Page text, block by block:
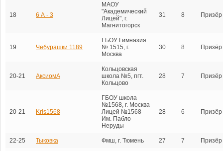
18 6 А - 3
МАОУ
"Академический
Лицей", г.
Магнитогорск
31 8 Призёр
19 Чебурашки 1189
ГБОУ Гимназия
№ 1515, г.
Москва
30 8 Призёр
20-21 АксиомА
Кольцовская
школа №5, пгт.
Кольцово
28 7 Призёр
20-21 Kris1568
ГБОУ школа
№1568, г. Москва
Лицей №1568
Им. Пабло
Неруды
28 6 Призёр
22-25 Тыковка Фмш, г. Тюмень 27 7 Призёр